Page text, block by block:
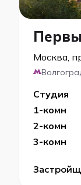
Москва,
Студия
1-комн
2-комн
3-комн